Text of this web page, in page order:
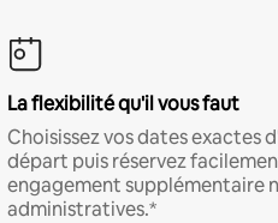
La flexibilité qu'il vous faut
Choisissez vos dates exactes
départ puis réservez
engagement supplémentaire
administratives.*